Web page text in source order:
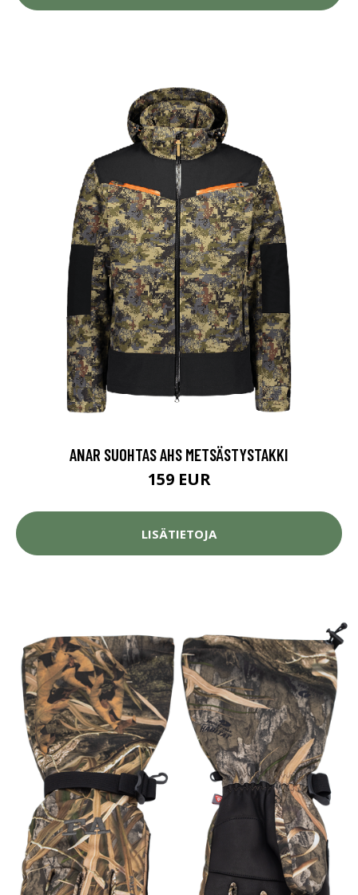
ANAR SUOHTAS AHS METSÄSTYSTAKKI
159 EUR
LISÄTIETOJA